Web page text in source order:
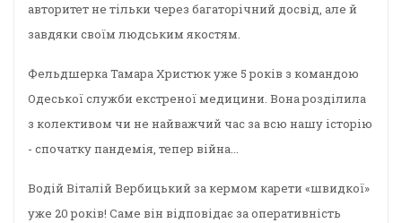
авторитет не тільки через багаторічний досвід, але й
завдяки своїм людським якостям.
Фельдшерка Тамара Христюк уже 5 років з командою
Одеської служби екстреної медицини. Вона розділила
з колективом чи не найважчий час за всю нашу історію
- спочатку пандемія, тепер війна...
Водій Віталій Вербицький за кермом карети «швидкої»
уже 20 років! Саме він відповідає за оперативність